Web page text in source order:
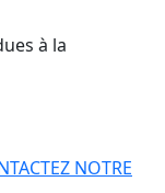
à la
NOTRE